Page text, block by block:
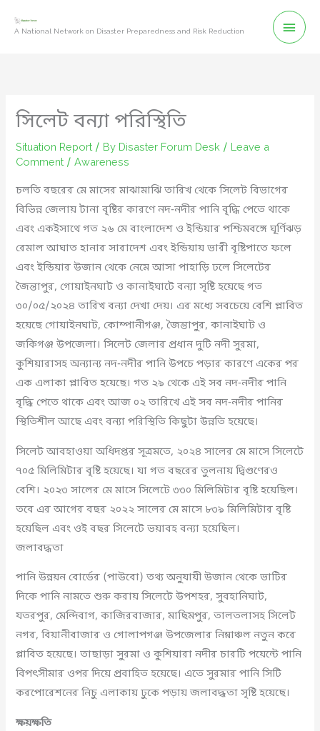
A National Network on Disaster Preparedness and Risk Reduction
সিলেট বন্যা পরিস্থিতি
Situation Report/ By Disaster Forum Desk / Leave a
Comment /Awareness
চলতি বছরের মে মাসের মাঝামাঝি তারিখ থেকে সিলেট বিভাগের
বিভিন্ন জেলায় টানা বৃষ্টির কারণে নদ-নদীর পানি বৃদ্ধি পেতে থাকে
এবং একইসাথে গত ২৬ মে বাংলাদেশ ও ইন্ডিয়ার পশ্চিমবঙ্গে ঘূর্ণিঝড়
রেমাল আঘাত হানার সারাদেশ এবং ইন্ডিয়ায় ভারী বৃষ্টিপাতে ফলে
এবং ইন্ডিয়ার উজান থেকে নেমে আসা পাহাড়ি ঢলে সিলেটের
জৈন্তাপুর, গোয়াইনঘাট ও কানাইঘাটে বন্যা সৃষ্টি হয়েছে গত
৩০/০৫/২০২৪ তারিখ বন্যা দেখা দেয়। এর মধ্যে সবচেয়ে বেশি প্লাবিত
হয়েছে গোয়াইনঘাট, কোম্পানীগঞ্জ, জৈন্তাপুর, কানাইঘাট ও
জকিগঞ্জ উপজেলা। সিলেট জেলার প্রধান দুটি নদী সুরমা,
কুশিয়ারাসহ অন্যান্য নদ-নদীর পানি উপচে পড়ার কারণে একের পর
এক এলাকা প্লাবিত হয়েছে। গত ২৯ থেকে এই সব নদ-নদীর পানি
বৃদ্ধি পেতে থাকে এবং আজ ০২ তারিখে এই সব নদ-নদীর পানির
স্থিতিশীল আছে এবং বন্যা পরিস্থিতি কিছুটা উন্নতি হয়েছে।
সিলেট আবহাওয়া অধিদপ্তর সূত্রমতে, ২০২৪ সালের মে মাসে সিলেটে
৭০৫ মিলিমিটার বৃষ্টি হয়েছে। যা গত বছরের তুলনায় দ্বিগুণেরও
বেশি। ২০২৩ সালের মে মাসে সিলেটে ৩৩০ মিলিমিটার বৃষ্টি হয়েছিল।
তবে এর আগের বছর ২০২২ সালের মে মাসে ৮৩৯ মিলিমিটার বৃষ্টি
হয়েছিল এবং ওই বছর সিলেটে ভয়াবহ বন্যা হয়েছিল।
জলাবদ্ধতা
পানি উন্নয়ন বোর্ডের (পাউবো) তথ্য অনুযায়ী উজান থেকে ভাটির
দিকে পানি নামতে শুরু করায় সিলেটে উপশহর, সুবহানিঘাট,
যতরপুর, মেন্দিবাগ, কাজিরবাজার, মাছিমপুর, তালতলাসহ সিলেট
নগর, বিয়ানীবাজার ও গোলাপগঞ্জ উপজেলার নিম্নাঞ্চল নতুন করে
প্লাবিত হয়েছে। তাছাড়া সুরমা ও কুশিয়ারা নদীর চারটি পয়েন্টে পানি
বিপৎসীমার ওপর দিয়ে প্রবাহিত হয়েছে। এতে সুরমার পানি সিটি
করপোরেশনের নিচু এলাকায় ঢুকে পড়ায় জলাবদ্ধতা সৃষ্টি হয়েছে।
ক্ষয়ক্ষতি